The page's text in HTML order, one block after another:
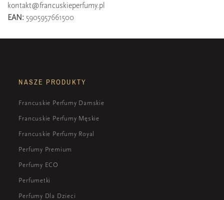
kontakt@francuskieperfumy.pl
EAN: 5905957661500
NASZE PRODUKTY
Francuskie Perfumy Damskie
Francuskie Perfumy Męskie
Francuskie Perfumy Royal
Perfumy Premium
Perfumy ECO
Perfumetki
Perfumy Dla Dzieci